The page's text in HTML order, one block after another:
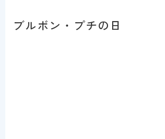
ブルボン・プチの日